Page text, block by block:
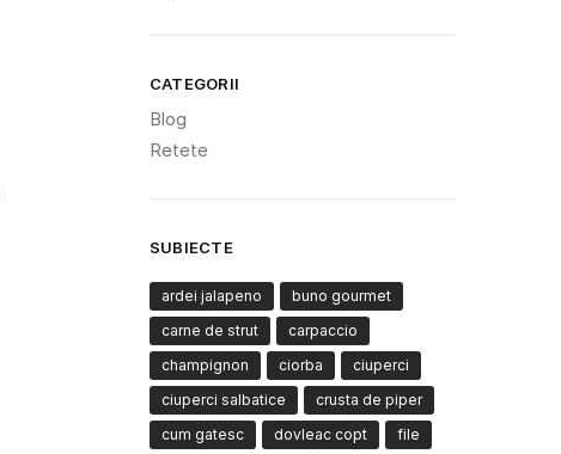
CATEGORII
Blog
Retete
SUBIECTE
ardei jalapeno
buno gourmet
carne de strut
carpaccio
champignon
ciorba
ciuperci
ciuperci salbatice
crusta de piper
cum gatesc
dovleac copt
file